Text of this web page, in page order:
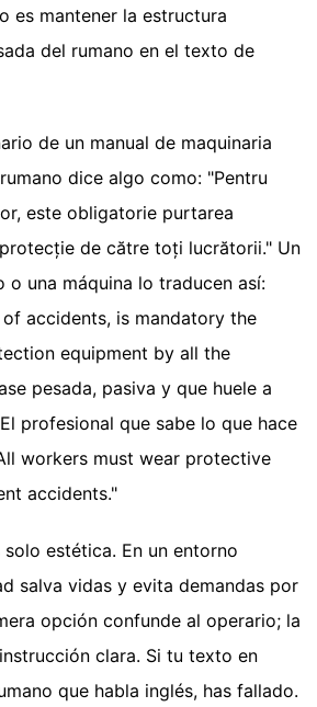
es mantener la estructura
del rumano en el texto de
de un manual de maquinaria
dice algo como: "Pentru
este obligatorie purtarea
de către toți lucrătorii." Un
una máquina lo traducen así:
accidents, is mandatory the
equipment by all the
pesada, pasiva y que huele a
profesional que sabe lo que hace
workers must wear protective
accidents."
estética. En un entorno
salva vidas y evita demandas por
opción confunde al operario; la
clara. Si tu texto en
que habla inglés, has fallado.